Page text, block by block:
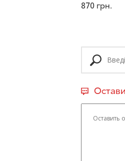
870 грн.